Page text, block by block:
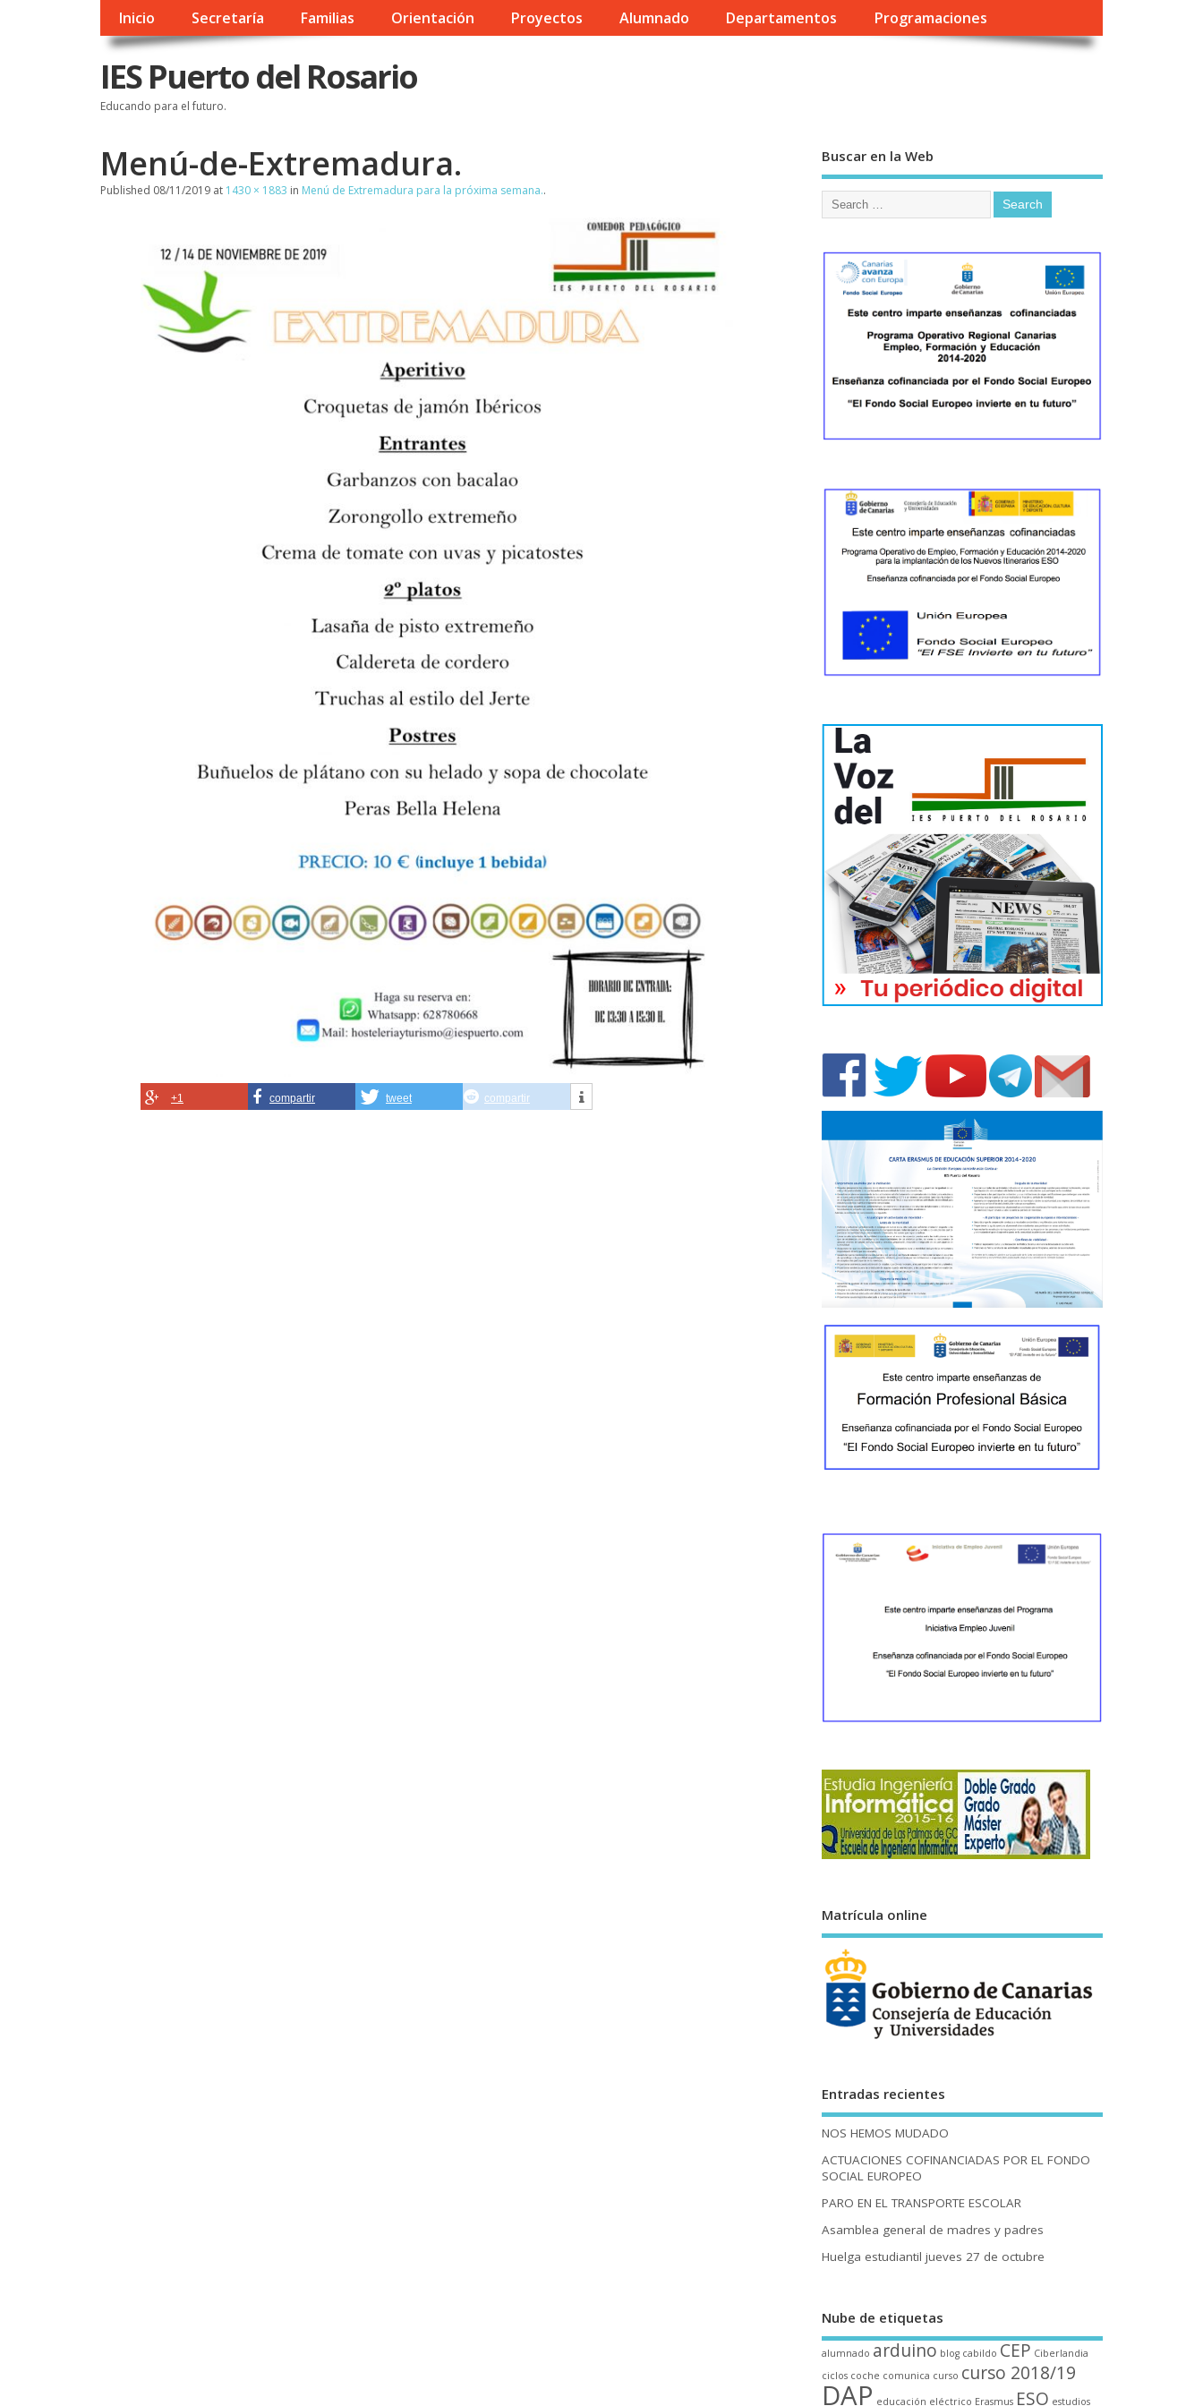
Inicio Secretaría Familias Orientación Proyectos Alumnado Departamentos Programaciones
IES Puerto del Rosario
Educando para el futuro.
Menú-de-Extremadura.
Published 08/11/2019 at 1430 × 1883 in Menú de Extremadura para la próxima semana..
+1 compartir tweet compartir
Buscar en la Web
Matrícula online
Entradas recientes
NOS HEMOS MUDADO
ACTUACIONES COFINANCIADAS POR EL FONDO
SOCIAL EUROPEO
PARO EN EL TRANSPORTE ESCOLAR
Asamblea general de madres y padres
Huelga estudiantil jueves 27 de octubre
Nube de etiquetas
alumnado arduino blog cabildo CEP Ciberlandia
ciclos coche comunica curso curso 2018/19
DAP educación eléctrico Erasmus ESO estudios